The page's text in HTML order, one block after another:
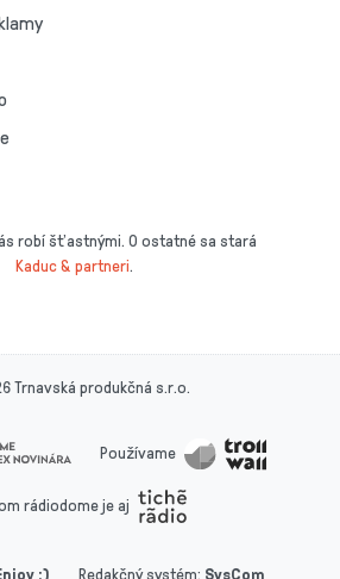
robí šťastnými. O ostatné sa stará
Kaduc & partneri.
Trnavská produkčná s.r.o.
Používame
rádiodome je aj
:) Redakčný systém: SysCom